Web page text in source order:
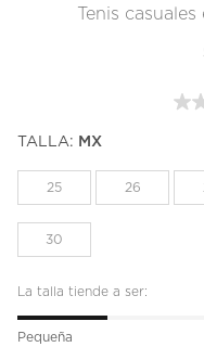
Tenis
TALLA: MX
25 26
30
La talla tiende a ser:
Pequeña